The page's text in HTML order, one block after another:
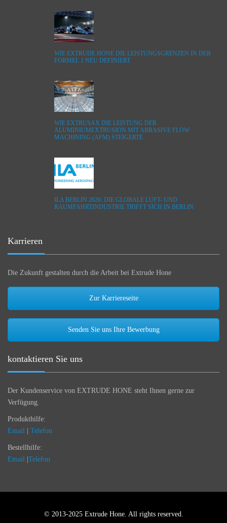
WIE EXTRUDE HONE DIE LEISTUNGSGRENZEN IN DER
FORMEL 1 NEU DEFINIERT
WIE EXTRUSAX DIE LEISTUNG DER
ALUMINIUMEXTRUSION MIT ABRASIVE FLOW
MACHINING (AFM) STEIGERTE
ILA BERLIN 2026: DIE GLOBALE LUFT- UND
RAUMFAHRTINDUSTRIE TRIFFT SICH IN BERLIN
Karrieren
Die Zukunft gestalten durch die Arbeit bei Extrude Hone
Zur Karriereseite
Senden Sie uns Ihre Bewerbung
kontaktieren Sie uns
Der Kundenservice von EXTRUDE HONE steht Ihnen gerne zur
Verfügung.
Produkthilfe:
Email | Telefon
Bestellhilfe:
Email |Telefon
© 2013-2025 Extrude Hone. All rights reserved.